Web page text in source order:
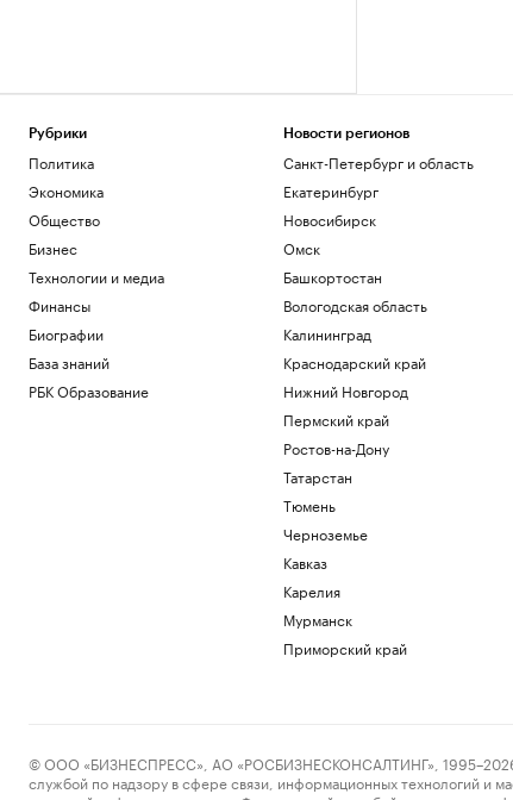
Рубрики
Политика
Экономика
Общество
Бизнес
Технологии и медиа
Финансы
Биографии
База знаний
РБК Образование
Новости регионов
Санкт-Петербург и область
Екатеринбург
Новосибирск
Омск
Башкортостан
Вологодская область
Калининград
Краснодарский край
Нижний Новгород
Пермский край
Ростов-на-Дону
Татарстан
Тюмень
Черноземье
Кавказ
Карелия
Мурманск
Приморский край
© ООО «БИЗНЕСПРЕСС», АО «РОСБИЗНЕСКОНСАЛТИНГ», 1995–2026.
службой по надзору в сфере связи, информационных технологий и